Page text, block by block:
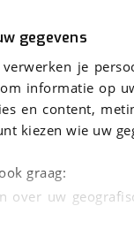
gegevens
verwerken je
informatie op
en content,
kiezen wie uw
graag:
over uw
gevonden